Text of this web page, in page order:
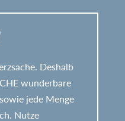
Deshalb
wunderbare
jede Menge
Nutze